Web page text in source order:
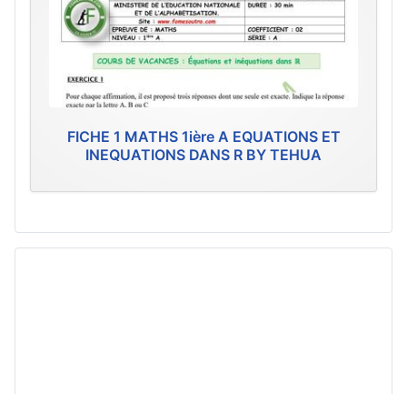
FICHE 1 MATHS 1ière A EQUATIONS ET
INEQUATIONS DANS R BY TEHUA